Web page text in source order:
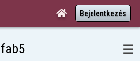
 Bejelentkezés
☰